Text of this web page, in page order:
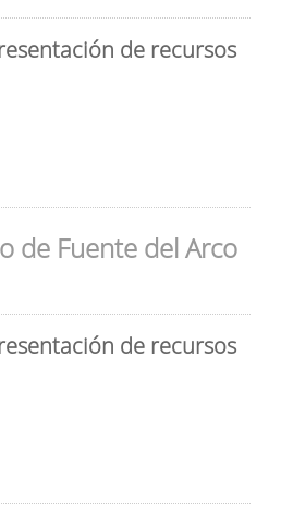
de recursos
de Fuente del Arco
de recursos